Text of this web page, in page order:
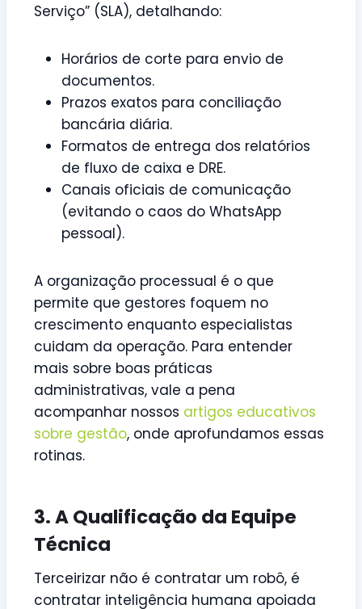
Serviço” (SLA), detalhando:
Horários de corte para envio de
documentos.
Prazos exatos para conciliação
bancária diária.
Formatos de entrega dos relatórios
de fluxo de caixa e DRE.
Canais oficiais de comunicação
(evitando o caos do WhatsApp
pessoal).
A organização processual é o que
permite que gestores foquem no
crescimento enquanto especialistas
cuidam da operação. Para entender
mais sobre boas práticas
administrativas, vale a pena
acompanhar nossos artigos educativos
sobre gestão, onde aprofundamos essas
rotinas.
3. A Qualificação da Equipe
Técnica
Terceirizar não é contratar um robô, é
contratar inteligência humana apoiada